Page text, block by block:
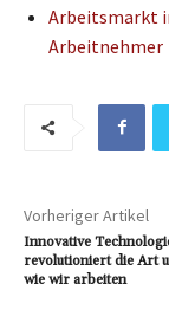
Arbeitsmarkt
Arbeitnehmer
Vorheriger Artikel
Innovative
revolutioniert die Art
wie wir arbeiten